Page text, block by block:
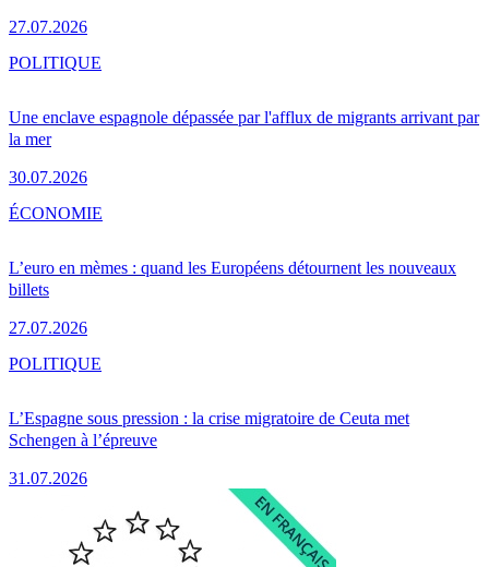
27.07.2026
Une enclave espagnole dépassée par l'afflux de migrants arrivant par
la mer
30.07.2026
POLITIQUE
L’euro en mèmes : quand les Européens détournent les nouveaux
billets
27.07.2026
ÉCONOMIE
L’Espagne sous pression : la crise migratoire de Ceuta met
Schengen à l’épreuve
31.07.2026
POLITIQUE